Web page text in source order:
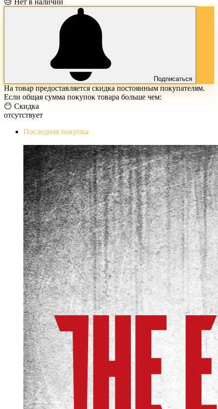
Подписаться
На товар предоставляется скидка постоянным покупателям.
Если общая сумма покупок товара больше чем:
😶 Скидка
отсутствует
Последняя покупка